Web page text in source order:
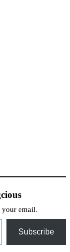
your email.
Subscribe